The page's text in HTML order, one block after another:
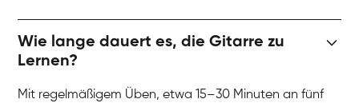
Wie lange dauert es, die Gitarre zu
Lernen?
Mit regelmäßigem Üben, etwa 15–30 Minuten an fünf